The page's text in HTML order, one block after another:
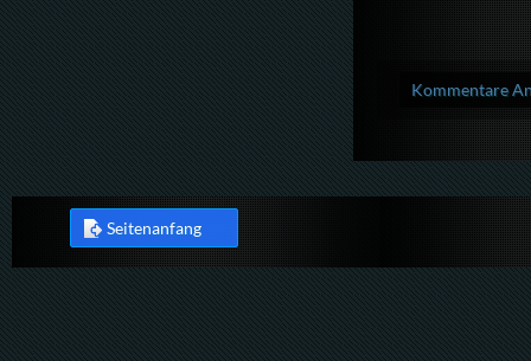
Kommentare
Seitenanfang